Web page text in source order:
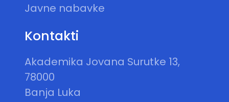
Javne nabavke
Kontakti
Akademika Jovana Surutke 13,
78000
Banja Luka